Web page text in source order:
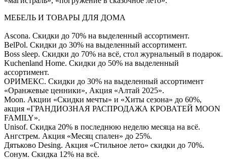
МЕБЕЛЬ И ТОВАРЫ ДЛЯ ДОМА
Ascona. Скидки до 70% на выделенный ассортимент.
BelPol. Скидки до 30% на выделенный ассортимент.
Boss sleep. Скидки до 70% на всё, стол журнальный в подарок.
Kuchenland Home. Скидки до 50% на выделенный
ассортимент.
ОРИМЕКС. Скидки до 30% на выделенный ассортимент
«Оранжевые ценники», Акция «Алтай 2025».
Moon. Акции «Скидки мечты» и «Хиты сезона» до 60%,
акция «ГРАНДИОЗНАЯ РАСПРОДАЖА КРОВАТЕЙ MOON
FAMILY».
Unisof. Скидка 20% в последнюю неделю месяца на всё.
Ангстрем. Акция «Месяц спален» до 25%.
Дятьково Desing. Акция «Стильное лето» скидки до 70%.
Сонум. Скидка 12% на всё.